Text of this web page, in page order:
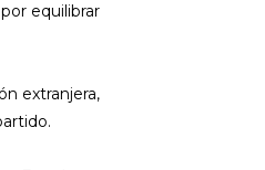
equilibrar
extranjera,